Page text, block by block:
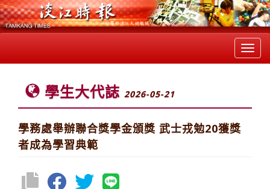
學生大代誌 2026-05-21
學務處舉辦聯合獎學金頒獎 武士戎勉20獲獎
者成為學習典範